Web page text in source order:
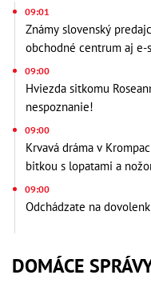
09:01
Známy slovenský
obchodné centrum aj e-
09:00
Hviezda sitkomu
nespoznanie!
09:00
Krvavá dráma v
bitkou s lopatami a
09:00
Odchádzate na
DOMÁCE